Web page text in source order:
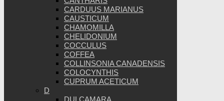
CARDUUS MARIANUS
CAUSTICUM
CHAMOMILLA
CHELIDONIUM
COCCULUS
COFFEA
COLLINSONIA CANADENSIS
COLOCYNTHIS
CUPRUM ACETICUM
D
DULCAMARA